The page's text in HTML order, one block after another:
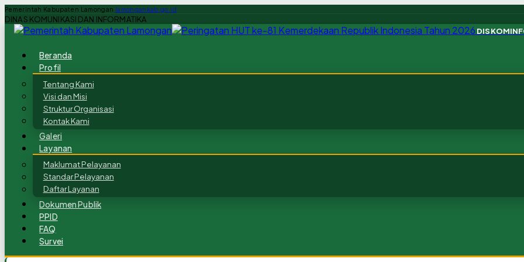
Pemerintah Kabupaten Lamongan lamongankab.go.id
DINAS KOMUNIKASI DAN INFORMATIKA
Beranda
Profil
Tentang Kami
Visi dan Misi
Struktur Organisasi
Kontak Kami
Galeri
Layanan
Maklumat Pelayanan
Standar Pelayanan
Daftar Layanan
Dokumen Publik
PPID
FAQ
Survei